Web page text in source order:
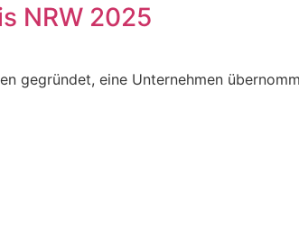
NRW 2025
gegründet, eine Unternehmen